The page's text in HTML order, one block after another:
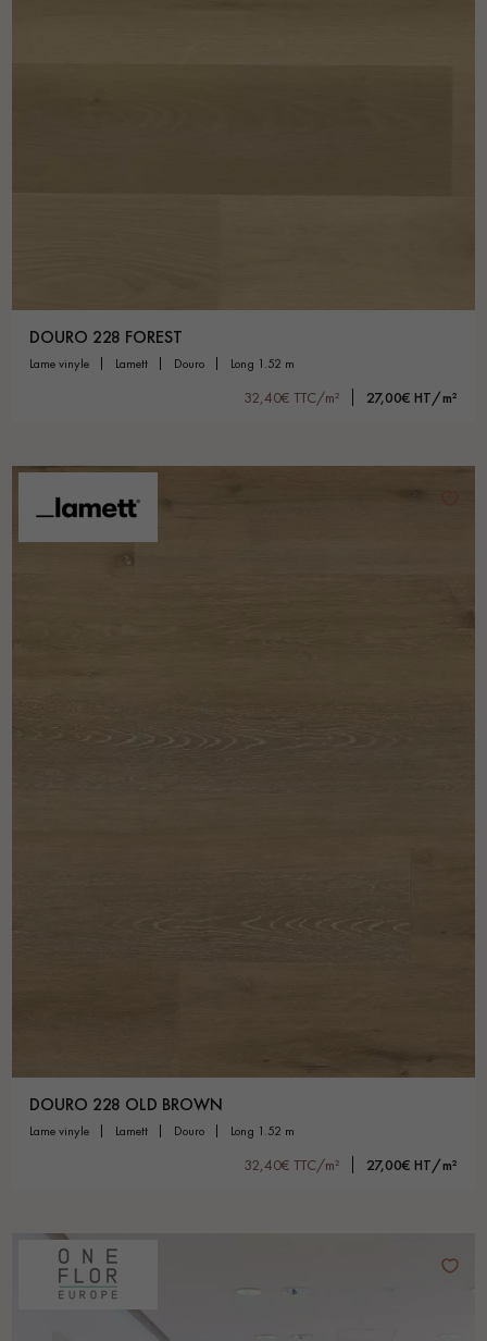
DOURO 228 FOREST
lame vinyle lamett douro long 1.52 m
32,40€ TTC/m² 27,00€ HT/m²
DOURO 228 OLD BROWN
lame vinyle lamett douro long 1.52 m
32,40€ TTC/m² 27,00€ HT/m²